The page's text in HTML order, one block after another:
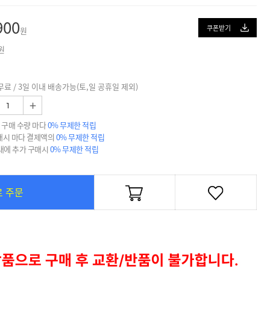
쿠폰받기
원
료 / 3일 이내 배송가능(토,일 공휴일 제외)
+
매 수량 마다0% 무제한 적립
시 마다 결제액의 0% 무제한 적립
에 추가 구매시0% 무제한 적립
주문